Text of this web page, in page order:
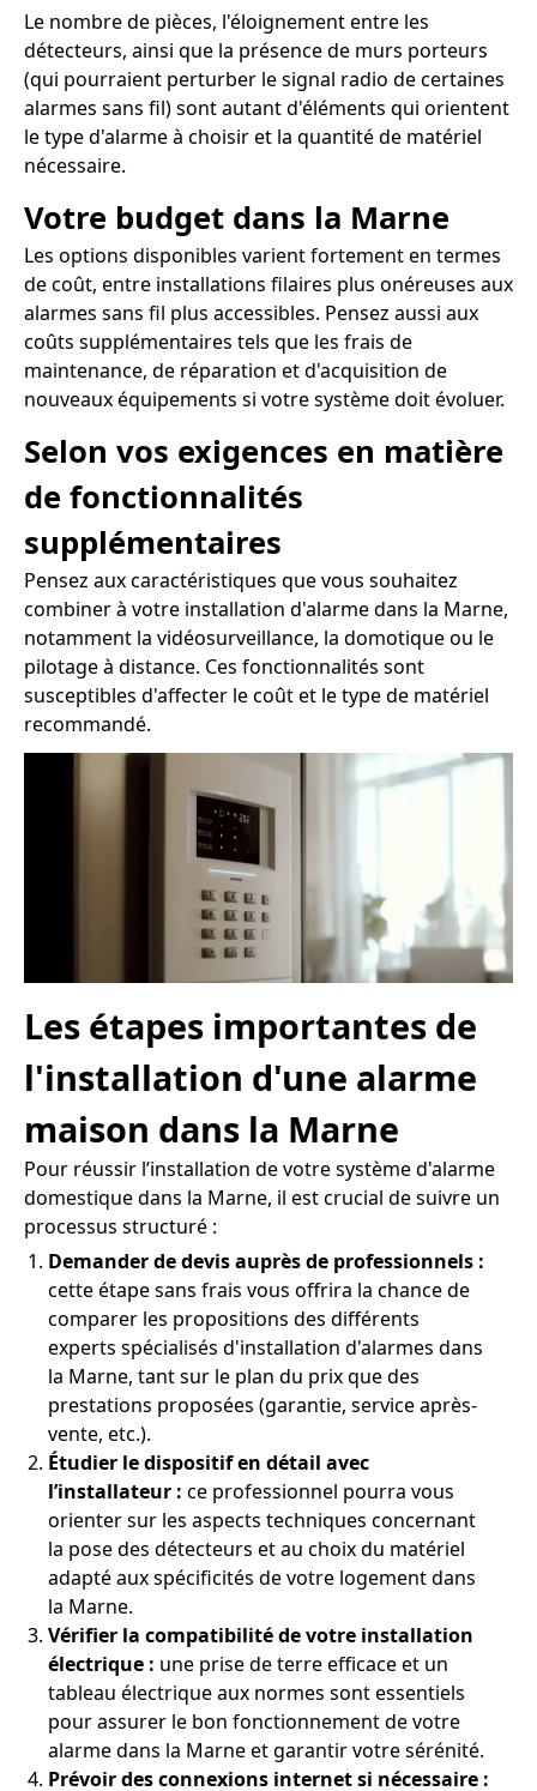
Le nombre de pièces, l'éloignement entre les
détecteurs, ainsi que la présence de murs porteurs
(qui pourraient perturber le signal radio de certaines
alarmes sans fil) sont autant d'éléments qui orientent
le type d'alarme à choisir et la quantité de matériel
nécessaire.
Votre budget dans la Marne
Les options disponibles varient fortement en termes
de coût, entre installations filaires plus onéreuses aux
alarmes sans fil plus accessibles. Pensez aussi aux
coûts supplémentaires tels que les frais de
maintenance, de réparation et d'acquisition de
nouveaux équipements si votre système doit évoluer.
Selon vos exigences en matière
de fonctionnalités
supplémentaires
Pensez aux caractéristiques que vous souhaitez
combiner à votre installation d'alarme dans la Marne,
notamment la vidéosurveillance, la domotique ou le
pilotage à distance. Ces fonctionnalités sont
susceptibles d'affecter le coût et le type de matériel
recommandé.
Les étapes importantes de
l'installation d'une alarme
maison dans la Marne
Pour réussir l’installation de votre système d'alarme
domestique dans la Marne, il est crucial de suivre un
processus structuré :
Demander de devis auprès de professionnels :
cette étape sans frais vous offrira la chance de
comparer les propositions des différents
experts spécialisés d'installation d'alarmes dans
la Marne, tant sur le plan du prix que des
prestations proposées (garantie, service après-
vente, etc.).
Étudier le dispositif en détail avec
l’installateur : ce professionnel pourra vous
orienter sur les aspects techniques concernant
la pose des détecteurs et au choix du matériel
adapté aux spécificités de votre logement dans
la Marne.
Vérifier la compatibilité de votre installation
électrique : une prise de terre efficace et un
tableau électrique aux normes sont essentiels
pour assurer le bon fonctionnement de votre
alarme dans la Marne et garantir votre sérénité.
Prévoir des connexions internet si nécessaire :